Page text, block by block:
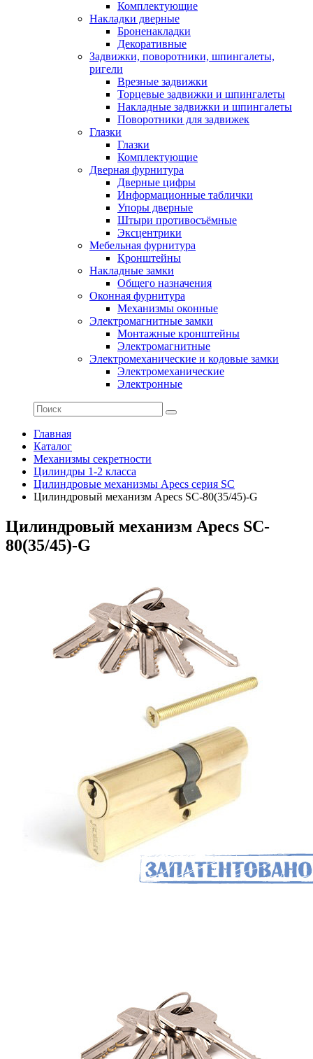
Комплектующие
Накладки дверные
Броненакладки
Декоративные
Задвижки, поворотники, шпингалеты,
ригели
Врезные задвижки
Торцевые задвижки и шпингалеты
Накладные задвижки и шпингалеты
Поворотники для задвижек
Глазки
Глазки
Комплектующие
Дверная фурнитура
Дверные цифры
Информационные таблички
Упоры дверные
Штыри противосъёмные
Эксцентрики
Мебельная фурнитура
Кронштейны
Накладные замки
Общего назначения
Оконная фурнитура
Механизмы оконные
Электромагнитные замки
Монтажные кронштейны
Электромагнитные
Электромеханические и кодовые замки
Электромеханические
Электронные
Главная
Каталог
Механизмы секретности
Цилиндры 1-2 класса
Цилиндровые механизмы Apecs серия SC
Цилиндровый механизм Apecs SC-80(35/45)-G
Цилиндровый механизм Apecs SC-
80(35/45)-G